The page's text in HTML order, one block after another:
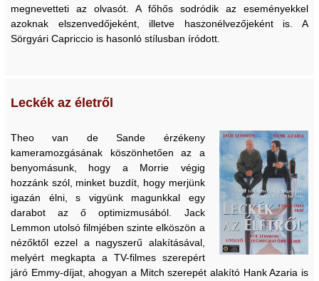
megnevetteti az olvasót. A főhős sodródik az eseményekkel
azoknak elszenvedőjeként, illetve haszonélvezőjeként is. A
Sörgyári Capriccio is hasonló stílusban íródott.
Leckék az életről
Theo van de Sande érzékeny
kameramozgásának köszönhetően az a
benyomásunk, hogy a Morrie végig
hozzánk szól, minket buzdít, hogy merjünk
igazán élni, s vigyünk magunkkal egy
darabot az ő optimizmusából. Jack
Lemmon utolsó filmjében szinte elköszön a
nézőktől ezzel a nagyszerű alakításával,
melyért megkapta a TV-filmes szerepért
járó Emmy-díjat, ahogyan a Mitch szerepét alakító Hank Azaria is